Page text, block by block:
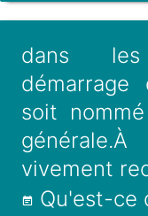
dans
démarrage
soit
vivement
Qu'est-ce